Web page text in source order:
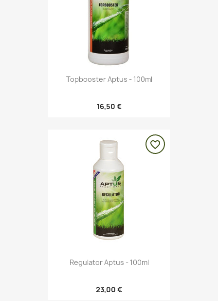
Topbooster Aptus - 100ml
16,50 €
Regulator Aptus - 100ml
23,00 €
favorite_border